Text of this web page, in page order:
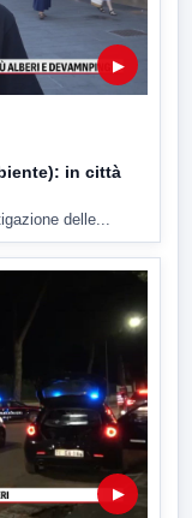
▶
in città
delle...
▶